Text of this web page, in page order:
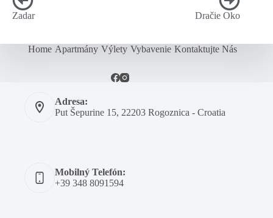
Zadar Dračie Oko
Home Apartmány Výlety Vybavenie Kontaktujte Nás
Adresa:
Put Šepurine 15, 22203 Rogoznica - Croatia
Mobilný Telefón:
+39 348 8091594